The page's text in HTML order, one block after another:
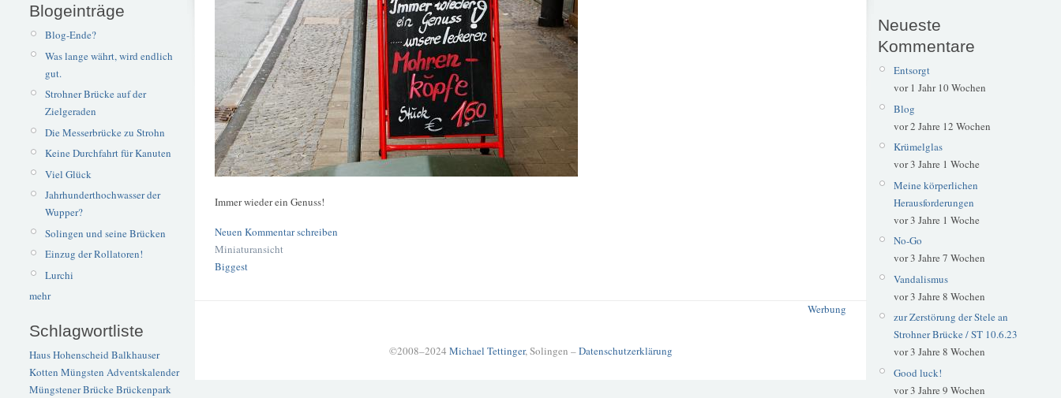
Blogeinträge
Blog-Ende?
Was lange währt, wird endlich
gut.
Strohner Brücke auf der
Zielgeraden
Die Messerbrücke zu Strohn
Keine Durchfahrt für Kanuten
Viel Glück
Jahrhunderthochwasser der
Wupper?
Solingen und seine Brücken
Einzug der Rollatoren!
Lurchi
mehr
Schlagwortliste
Haus Hohenscheid Balkhauser
Kotten Müngsten Adventskalender
Müngstener BrückeBrückenpark
Immer wieder ein Genuss!
Neuen Kommentar schreiben
Miniaturansicht
Biggest
Werbung
©2008–2024 Michael Tettinger, Solingen –Datenschutzerklärung
Neueste
Kommentare
Entsorgt
vor 1 Jahr 10 Wochen
Blog
vor 2 Jahre 12 Wochen
Krümelglas
vor 3 Jahre 1 Woche
Meine körperlichen
Herausforderungen
vor 3 Jahre 1 Woche
No-Go
vor 3 Jahre 7 Wochen
Vandalismus
vor 3 Jahre 8 Wochen
zur Zerstörung der Stele an
Strohner Brücke / ST 10.6.23
vor 3 Jahre 8 Wochen
Good luck!
vor 3 Jahre 9 Wochen